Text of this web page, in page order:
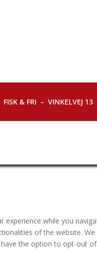
FISK & FRI – VINKELVEJ
experience while you
of the website.
the option to opt-out